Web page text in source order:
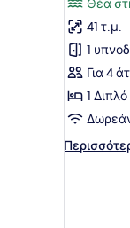
View
των
για
Upbeat
One
Sea
Θέα
41 τ.μ.
1
Για 4
1